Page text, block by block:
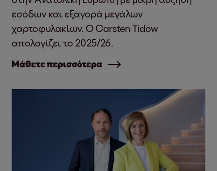
εσόδων και εξαγορά μεγάλων
χαρτοφυλακίων. Ο Carsten Tidow
απολογίζει το 2025/26.
Μάθετε περισσότερα